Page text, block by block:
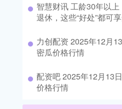
智慧财讯 工龄30年以
退休，这些“好处”都可
力创配资 2025年12月
密瓜价格行情
配资吧 2025年12月13
价格行情